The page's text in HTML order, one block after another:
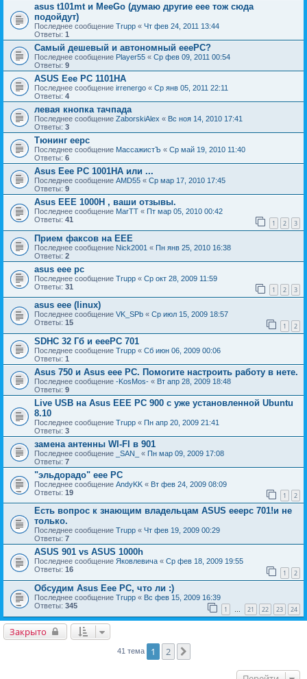
asus t101mt и MeeGo (думаю другие eee тож сюда
подойдут)
Последнее сообщение Trupp « Чт фев 24, 2011 13:44
Ответы: 1
Самый дешевый и автономный eeePC?
Последнее сообщение Player55 « Ср фев 09, 2011 00:54
Ответы: 9
ASUS Eee PC 1101HA
Последнее сообщение irrenergo « Ср янв 05, 2011 22:11
Ответы: 4
левая кнопка тачпада
Последнее сообщение ZaborskiAlex « Вс ноя 14, 2010 17:41
Ответы: 3
Тюнинг еерс
Последнее сообщение МассажистЪ « Ср май 19, 2010 11:40
Ответы: 6
Asus Eee PC 1001HA или ...
Последнее сообщение AMD55 « Ср мар 17, 2010 17:45
Ответы: 9
Asus EEE 1000Н , ваши отзывы.
Последнее сообщение MarTT « Пт мар 05, 2010 00:42
Ответы: 41 1 2 3
Прием факсов на ЕЕЕ
Последнее сообщение Nick2001 « Пн янв 25, 2010 16:38
Ответы: 2
asus eee pc
Последнее сообщение Trupp « Ср окт 28, 2009 11:59
Ответы: 31 1 2 3
asus eee (linux)
Последнее сообщение VK_SPb « Ср июл 15, 2009 18:57
Ответы: 15 1 2
SDHC 32 Гб и еееРС 701
Последнее сообщение Trupp « Сб июн 06, 2009 00:06
Ответы: 1
Asus 750 и Asus eee PC. Помогите настроить работу в нете.
Последнее сообщение -KosMos- « Вт апр 28, 2009 18:48
Ответы: 9
Live USB на Asus EEE PC 900 с уже установленной Ubuntu
8.10
Последнее сообщение Trupp « Пн апр 20, 2009 21:41
Ответы: 3
замена антенны WI-FI в 901
Последнее сообщение _SАN_ « Пн мар 09, 2009 17:08
Ответы: 7
"эльдорадо" eee PC
Последнее сообщение AndyKK « Вт фев 24, 2009 08:09
Ответы: 19 1 2
Есть вопрос к знающим владельцам ASUS eeepc 701!и не
только.
Последнее сообщение Trupp « Чт фев 19, 2009 00:29
Ответы: 7
ASUS 901 vs ASUS 1000h
Последнее сообщение Яковлевича « Ср фев 18, 2009 19:55
Ответы: 16 1 2
Обсудим Asus Eee PC, что ли :)
Последнее сообщение Trupp « Вс фев 15, 2009 16:39
Ответы: 345 1 … 21 22 23 24
Закрыто
41 тема 1 2